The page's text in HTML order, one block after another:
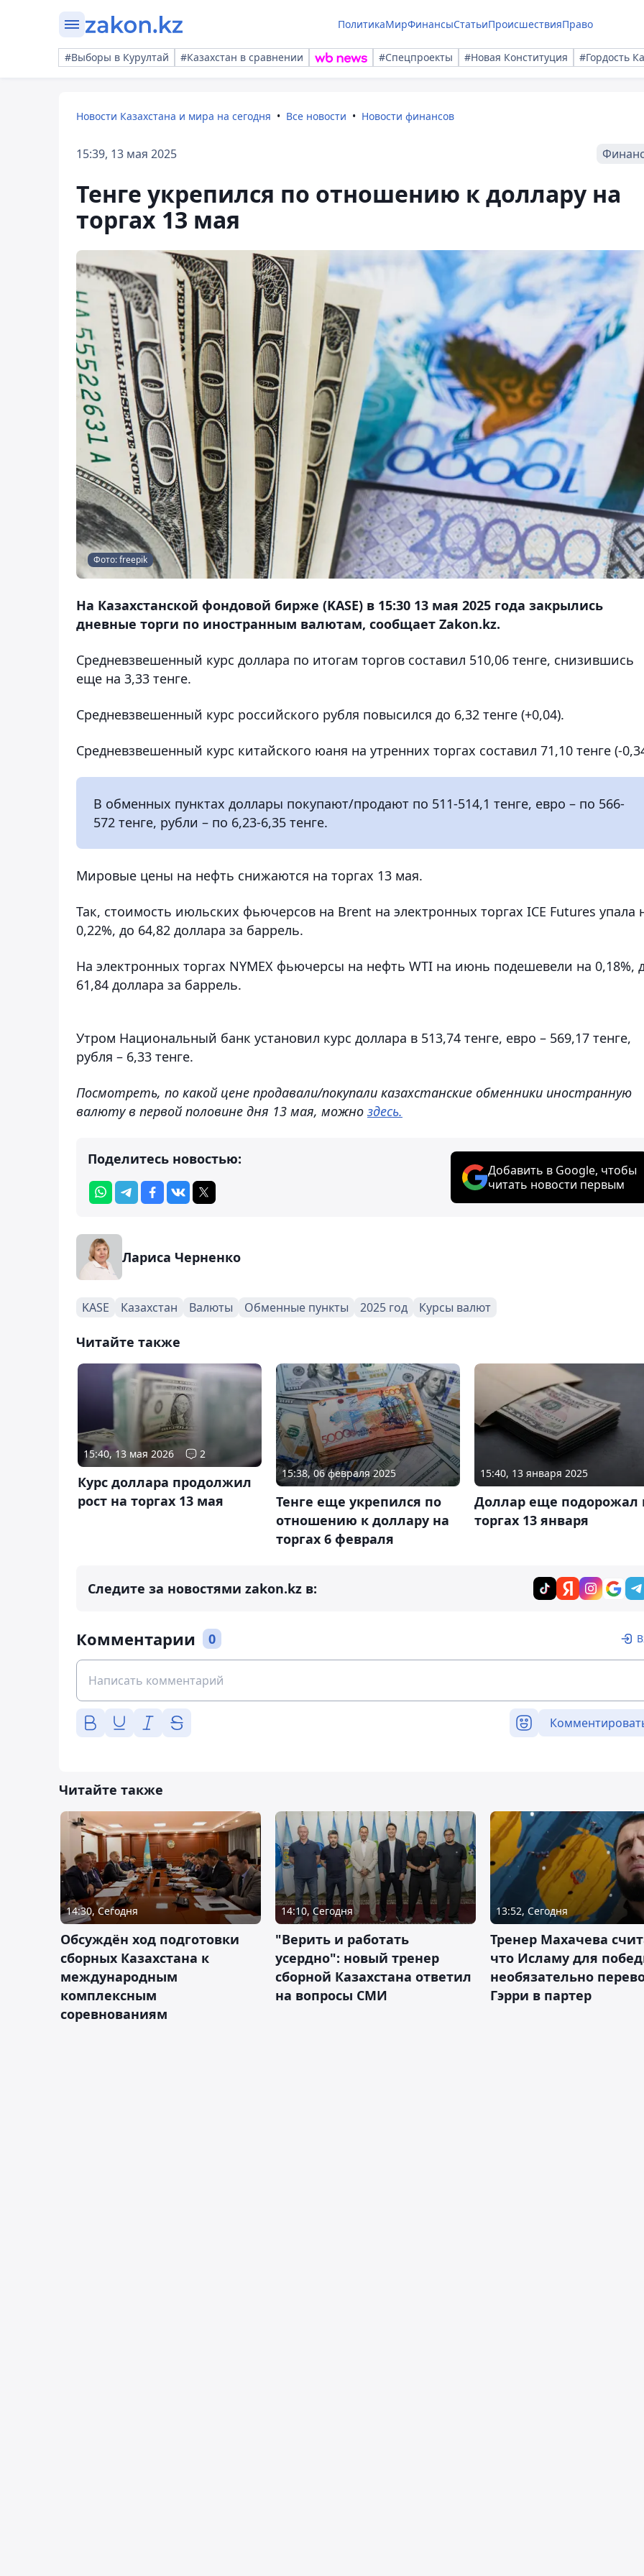
ПолитикаМирФинансыСтатьиПроисшествияПраво
#Выборы в Курултай #Казахстан в сравнении #Спецпроекты #Новая Конституция #Гордость
Новости Казахстана и мира на сегодня Все новости Новости финансов
15:39, 13 мая 2025
Тенге укрепился по отношению к доллару на
торгах 13 мая
Фото: freepik
На Казахстанской фондовой бирже (KASE) в 15:30 13 мая 2025 года закрылись
дневные торги по иностранным валютам, сообщает Zakon.kz.
Средневзвешенный курс доллара по итогам торгов составил 510,06 тенге, снизившись
еще на 3,33 тенге.
Средневзвешенный курс российского рубля повысился до 6,32 тенге (+0,04).
Средневзвешенный курс китайского юаня на утренних торгах составил 71,10 тенге (-
В обменных пунктах доллары покупают/продают по 511-514,1 тенге, евро – по 566-
572 тенге, рубли – по 6,23-6,35 тенге.
Мировые цены на нефть снижаются на торгах 13 мая.
Так, стоимость июльских фьючерсов на Brent на электронных торгах ICE Futures упала
0,22%, до 64,82 доллара за баррель.
На электронных торгах NYMEX фьючерсы на нефть WTI на июнь подешевели на 0,18%,
61,84 доллара за баррель.
Утром Национальный банк установил курс доллара в 513,74 тенге, евро – 569,17 тенге,
рубля – 6,33 тенге.
Посмотреть, по какой цене продавали/покупали казахстанские обменники иностранную
валюту в первой половине дня 13 мая, можно здесь.
Поделитесь новостью:
Добавить в Google, чтобы
читать новости первым
Лариса Черненко
KASE Казахстан Валюты Обменные пункты 2025 год Курсы валют
Читайте также
15:40, 13 мая 2026 2
Курс доллара продолжил
рост на торгах 13 мая
15:38, 06 февраля 2025
Тенге еще укрепился по
отношению к доллару на
торгах 6 февраля
15:40, 13 января 2025
Доллар еще подорожал
торгах 13 января
Следите за новостями zakon.kz в:
Комментарии 0
Читайте также
14:30, Сегодня
Обсуждён ход подготовки
сборных Казахстана к
международным
комплексным
соревнованиям
14:10, Сегодня
"Верить и работать
усердно": новый тренер
сборной Казахстана ответил
на вопросы СМИ
13:52, Сегодня
Тренер Махачева
что Исламу для
необязательно
Гэрри в партер